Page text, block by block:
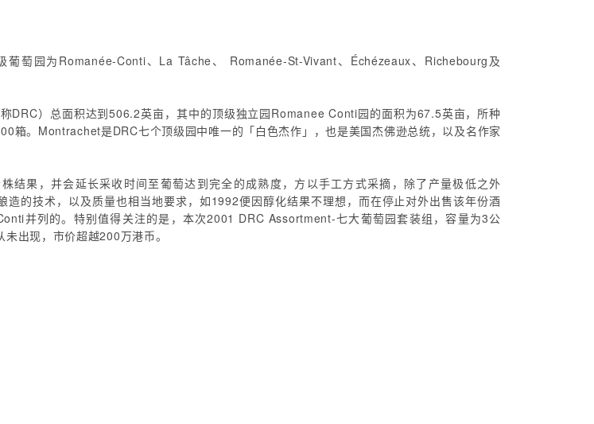
萄园为Romanée-Conti、La Tâche、 Romanée-St-Vivant、Échézeaux、Richebourg及
）总面积达到506.2英亩，其中的顶级独立园Romanee Conti园的面积为67.5英亩，所种
箱。Montrachet是DRC七个顶级园中唯一的「白色杰作」，也是美国杰佛逊总统，以及名作家
结果，并会延长采收时间至葡萄达到完全的成熟度，方以手工方式采摘，除了产量极低之外
的技术，以及质量也相当地要求，如1992便因醇化结果不理想，而在停止对外出售该年份酒
并列的。特别值得关注的是，本次2001 DRC Assortment-七大葡萄园套装组，容量为3公
出现，市价超越200万港币。